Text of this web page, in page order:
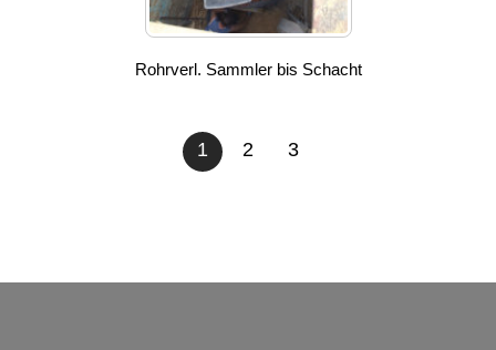
Rohrverl. Sammler bis Schacht
1 2 3